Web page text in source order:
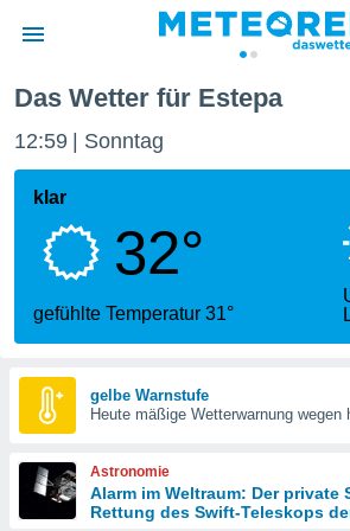
wurde
dass
sind.
diese
Das Wetter für Estepa
12:59 Sonntag
klar
32°
gefühlte Temperatur 31°
gelbe Warnstufe
Heute mäßige Wetterwarnung
Astronomie
Alarm im Weltraum: Der private
Rettung des Swift-Teleskops